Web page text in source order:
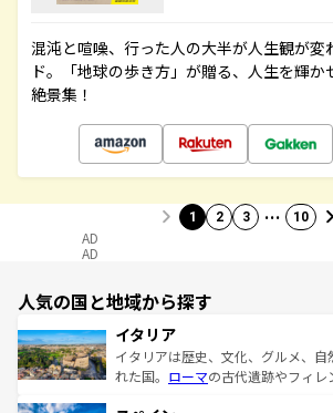
混沌と喧噪、行った人の大半が人生観が変
ド。「地球の歩き方」が贈る、人生を輝か
絶景集！
1 2 3 … 10
AD
AD
人気の国と地域から探す
イタリア
イタリアは歴史、文化、グルメ、
れた国。 ローマの古代遺跡やフィレ